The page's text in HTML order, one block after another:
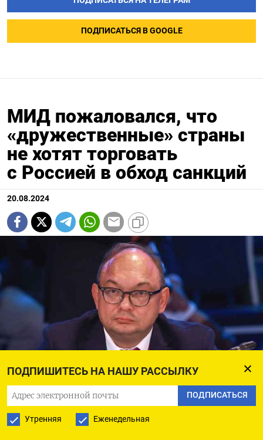
ПОДПИШИТЕСЬ НА НАШУ РАССЫЛКУ
ПОДПИСАТЬСЯ
Утренняя Еженедельная
ПОДПИСАТЬСЯ В GOOGLE
МИД пожаловался, что
«дружественные» страны
не хотят торговать
с Россией в обход санкций
20.08.2024
Дмитрий Биричевский
Сергей Михайличенко / Фотобанк «Росконгресс»